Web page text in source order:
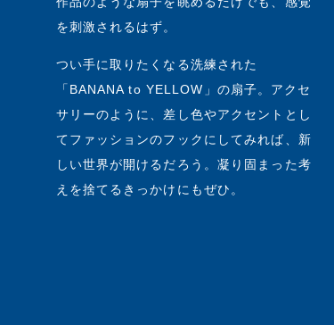
を刺激されるはず。
つい手に取りたくなる洗練された
「BANANA to YELLOW」の扇子。アクセ
サリーのように、差し色やアクセントとし
てファッションのフックにしてみれば、新
しい世界が開けるだろう。凝り固まった考
えを捨てるきっかけにもぜひ。